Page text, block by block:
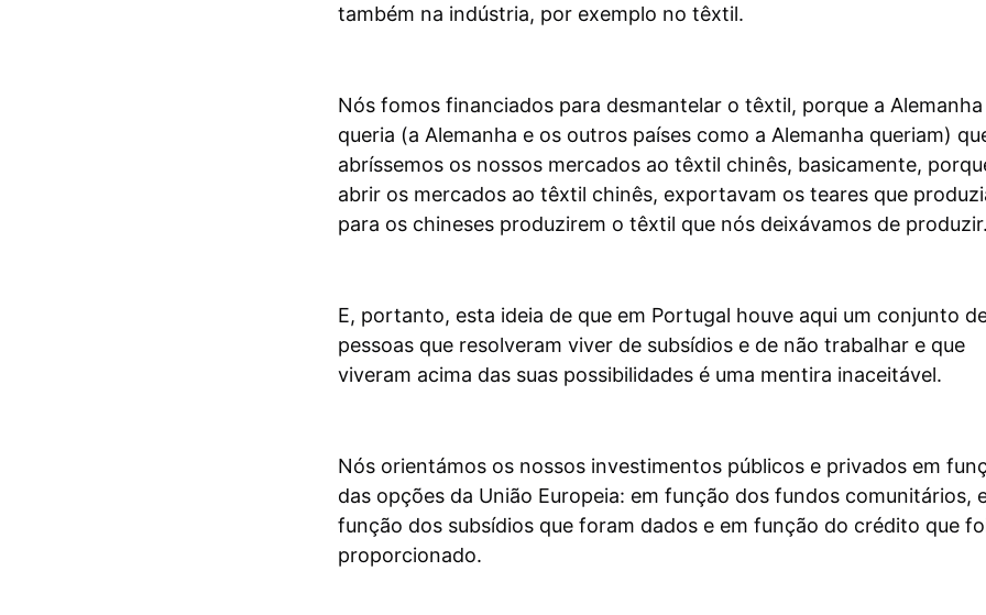
também na indústria, por exemplo no têxtil.
Nós fomos financiados para desmantelar o têxtil, porque a Alemanha
queria (a Alemanha e os outros países como a Alemanha queriam)
abríssemos os nossos mercados ao têxtil chinês, basicamente,
abrir os mercados ao têxtil chinês, exportavam os teares que
para os chineses produzirem o têxtil que nós deixávamos de produzir.
E, portanto, esta ideia de que em Portugal houve aqui um conjunto
pessoas que resolveram viver de subsídios e de não trabalhar e que
viveram acima das suas possibilidades é uma mentira inaceitável.
Nós orientámos os nossos investimentos públicos e privados em
das opções da União Europeia: em função dos fundos comunitários,
função dos subsídios que foram dados e em função do crédito que
proporcionado.